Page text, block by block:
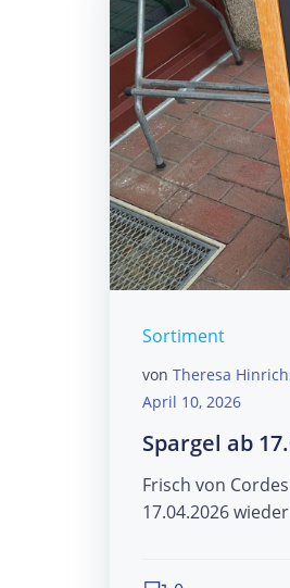
Sortiment
von Theresa
April 10, 2026
Spargel ab
Frisch von
17.04.2026